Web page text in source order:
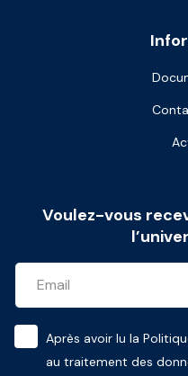
Voulez-vous
Après avoir lu la
au traitement des